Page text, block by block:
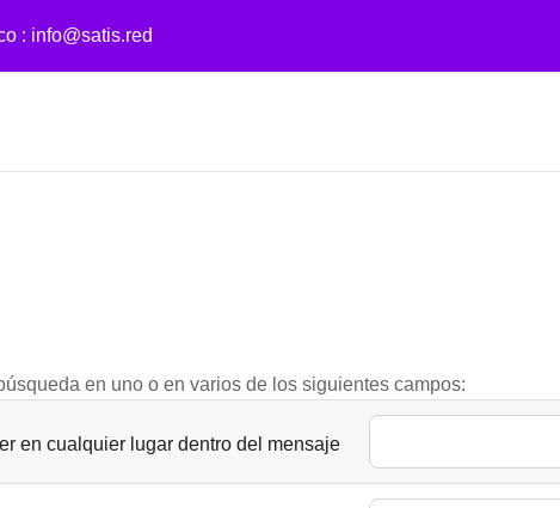
: info@satis.red
en uno o en varios de los siguientes campos:
en cualquier lugar dentro del mensaje